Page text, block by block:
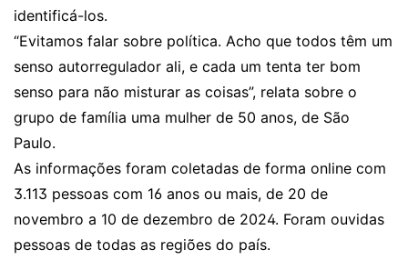
identificá-los.
“Evitamos falar sobre política. Acho que todos têm um
senso autorregulador ali, e cada um tenta ter bom
senso para não misturar as coisas”, relata sobre o
grupo de família uma mulher de 50 anos, de São
Paulo.
As informações foram coletadas de forma online com
3.113 pessoas com 16 anos ou mais, de 20 de
novembro a 10 de dezembro de 2024. Foram ouvidas
pessoas de todas as regiões do país.